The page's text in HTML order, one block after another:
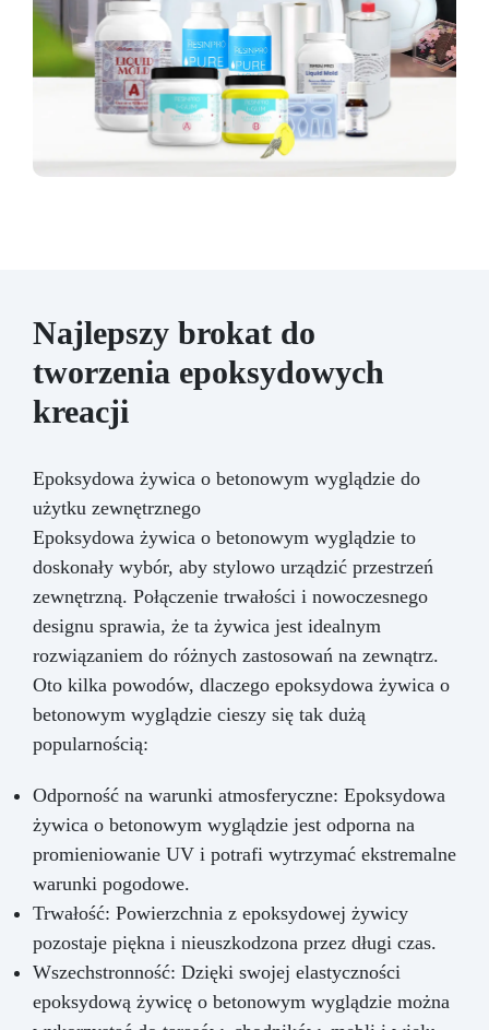
Najlepszy brokat do
tworzenia epoksydowych
kreacji
Epoksydowa żywica o betonowym wyglądzie do
użytku zewnętrznego
Epoksydowa żywica o betonowym wyglądzie to
doskonały wybór, aby stylowo urządzić przestrzeń
zewnętrzną. Połączenie trwałości i nowoczesnego
designu sprawia, że ta żywica jest idealnym
rozwiązaniem do różnych zastosowań na zewnątrz.
Oto kilka powodów, dlaczego epoksydowa żywica o
betonowym wyglądzie cieszy się tak dużą
popularnością:
Odporność na warunki atmosferyczne: Epoksydowa
żywica o betonowym wyglądzie jest odporna na
promieniowanie UV i potrafi wytrzymać ekstremalne
warunki pogodowe.
Trwałość: Powierzchnia z epoksydowej żywicy
pozostaje piękna i nieuszkodzona przez długi czas.
Wszechstronność: Dzięki swojej elastyczności
epoksydową żywicę o betonowym wyglądzie można